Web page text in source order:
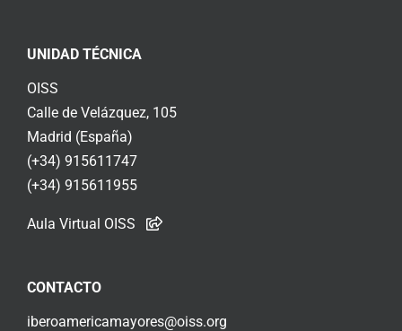
UNIDAD TÉCNICA
OISS
Calle de Velázquez, 105
Madrid (España)
(+34) 915611747
(+34) 915611955
Aula Virtual OISS
CONTACTO
iberoamericamayores@oiss.org